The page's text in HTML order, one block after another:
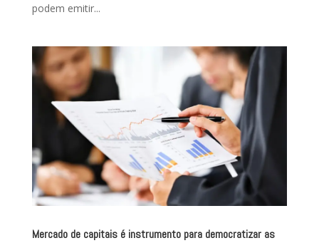
podem emitir...
Mercado de capitais é instrumento para democratizar as